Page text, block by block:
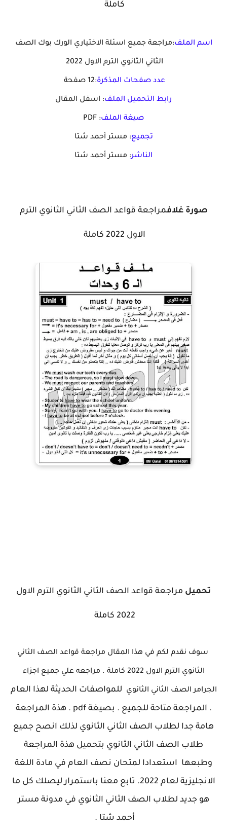
كاملة
اسم الملف:مراجعة جميع اسئلة الاختياري الورك بوك الصف
الثاني الثانوي الترم الاول 2022
عدد صفحات المذكرة:12 صفحة
رابط التحميل الملف: اسفل المقال
صيغة الملف: PDF
تجميع: مستر أحمد شتا
الناشر: مستر أحمد شتا
صورة غلافمراجعة قواعد الصف الثاني الثانوي الترم
الاول 2022 كاملة
تحميل مراجعة قواعد الصف الثاني الثانوي الترم الاول
2022 كاملة
سوف نقدم لكم في هذا المقال مراجعة قواعد الصف الثاني
الثانوي الترم الاول 2022 كاملة . مراجعه علي جميع اجزاء
الجرامر الصف الثاني الثانوي للمواصفات الحديثة لهذا العام
. المراجعة متاحة للجميع . بصيغة pdf . هذة المراجعة
هامة جدا لطلاب الصف الثاني الثانوي لذلك انصح جميع
طلاب الصف الثاني الثانوي بتحميل هذة المراجعة
وطبعها استعدادا لمتحان نصف العام في مادة اللغة
الانجليزية لعام 2022. تابع معنا باستمرار ليصلك كل ما
هو جديد لطلاب الصف الثاني الثانوي في مدونة مستر
أحمد شتا .